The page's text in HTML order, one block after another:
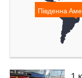
Південна
1